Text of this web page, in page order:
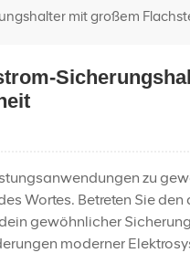
mit großem
zu
Wortes. Betreten Sie
gewöhnlicher
moderner